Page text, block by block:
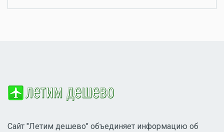
Сайт "Летим дешево" объединяет информацию об